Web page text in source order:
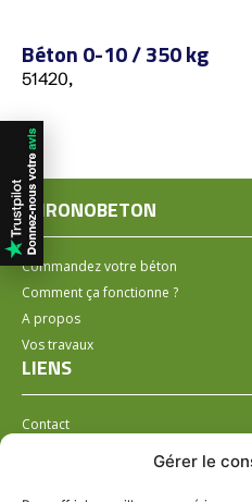
Gérer le
Béton 0-10 / 350 kg
51420,
CHRONOBETON
Commandez votre béton
Comment ça fonctionne ?
A propos
Vos travaux
LIENS
Contact